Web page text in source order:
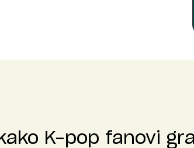
K-pop fanovi